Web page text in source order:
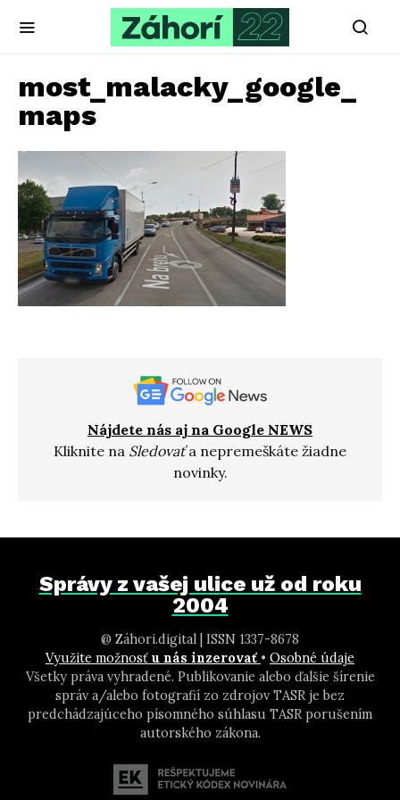
most_malacky_google_
maps
Nájdete nás aj na Google NEWS
Kliknite na Sledovaťa nepremeškáte žiadne
novinky.
Správy z vašej ulice už od roku
2004
@ Záhori.digital | ISSN 1337-8678
Využite možnosť u nás inzerovať • Osobné údaje
Všetky práva vyhradené. Publikovanie alebo ďalšie šírenie
správ a/alebo fotografií zo zdrojov TASR je bez
predchádzajúceho písomného súhlasu TASR porušením
autorského zákona.